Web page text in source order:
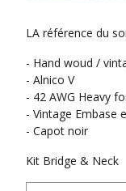
LA référence du
- Hand woud /
- Alnico V
- 42 AWG Heavy
- Vintage Embase
- Capot noir
Kit Bridge & Neck